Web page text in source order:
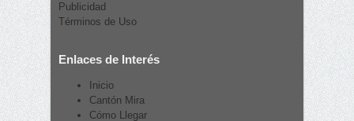
Publicidad
Términos de Uso
Enlaces de Interés
Inicio
Cantón Mira
Cómo Llegar